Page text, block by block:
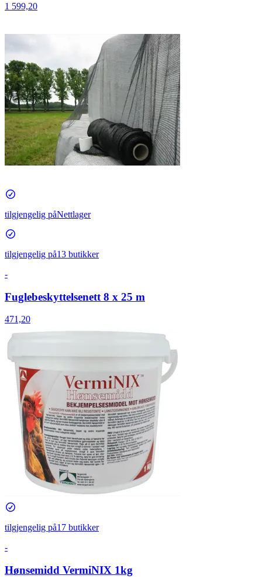
1 599,20
tilgjengelig påNettlager
tilgjengelig på13 butikker
-
Fuglebeskyttelsenett 8 x 25 m
471,20
tilgjengelig på17 butikker
-
Hønsemidd VermiNIX 1kg